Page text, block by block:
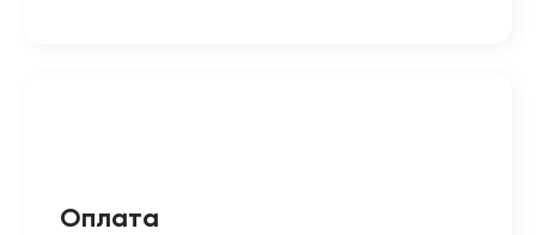
Оплата